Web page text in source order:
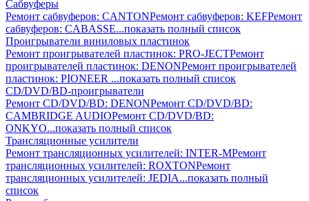
Сабвуферы
Ремонт сабвуферов: CANTONРемонт сабвуферов: KEFРемонт
сабвуферов: CABASSE...показать полный список
Проигрыватели виниловых пластинок
Ремонт проигрывателей пластинок: PRO-JECTРемонт
проигрывателей пластинок: DENONРемонт проигрывателей
пластинок: PIONEER ...показать полный список
CD/DVD/BD-проигрыватели
Ремонт CD/DVD/BD: DENONРемонт CD/DVD/BD:
CAMBRIDGE AUDIOРемонт CD/DVD/BD:
ONKYO...показать полный список
Трансляционные усилители
Ремонт трансляционных усилителей: INTER-MРемонт
трансляционных усилителей: ROXTONРемонт
трансляционных усилителей: JEDIA...показать полный
список